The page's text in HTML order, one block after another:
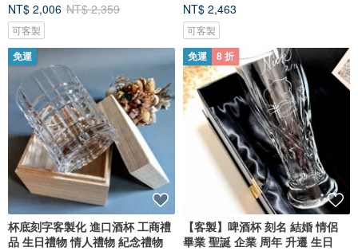
NT$ 2,006 NT$ 2,359
可客製
NT$ 2,463
可客製
免運
杯底刻字客製化 進口酒杯 工商禮
品 生日禮物 情人禮物 紀念禮物
免運 8 折
【客製】啤酒杯 刻名 結婚 情侶
畢業 聖誕 企業 周年 升遷 生日